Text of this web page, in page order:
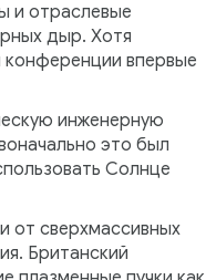
и отраслевые
дыр. Хотя
конференции впервые
инженерную
это был
Солнце
от сверхмассивных
Британский